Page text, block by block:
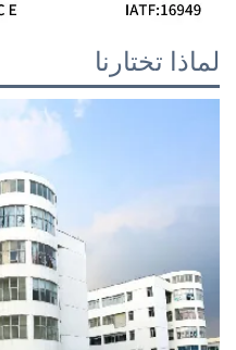
لماذا تختارنا